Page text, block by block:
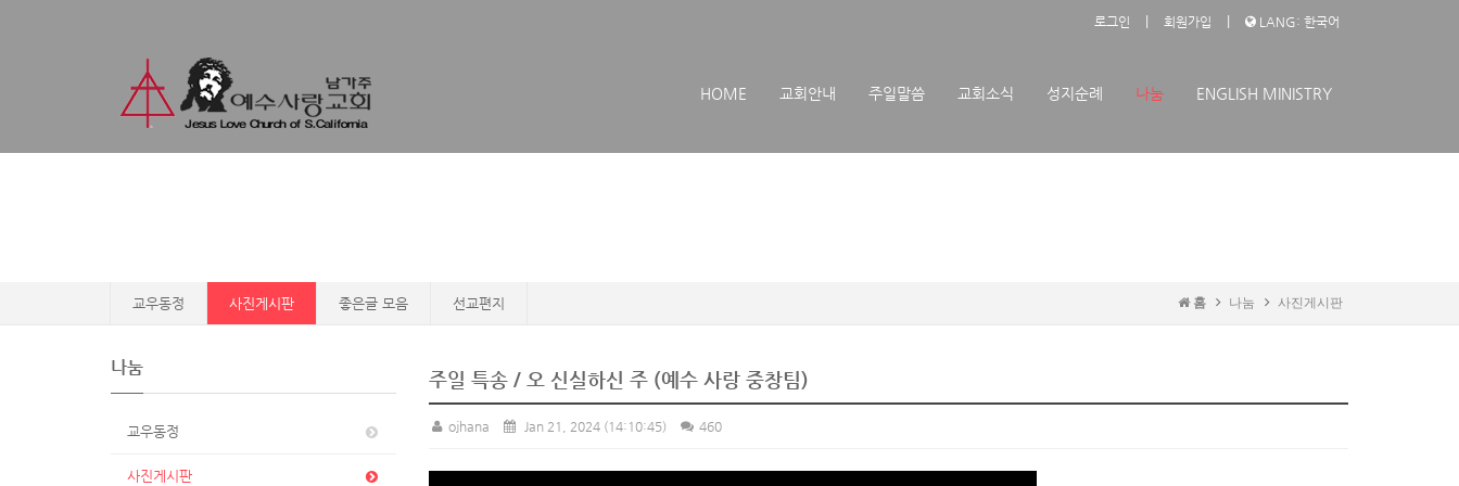
로그인 회원가입 LANG: 한국어
HOME 교회안내 주일말씀 교회소식 성지순례 나눔 ENGLISH MINISTRY
교우동정 사진게시판 좋은글 모음 선교편지 홈 나눔 사진게시판
나눔
교우동정
사진게시판
주일 특송 / 오 신실하신 주 (예수 사랑 중창팀)
ojhana Jan 21, 2024 (14:10:45) 460